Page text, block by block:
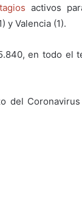
activos
y Valencia (1).
en todo el
del